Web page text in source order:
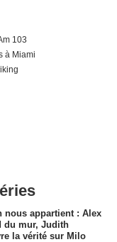
103
à Miami
nous appartient : Alex
du mur, Judith
la vérité sur Milo